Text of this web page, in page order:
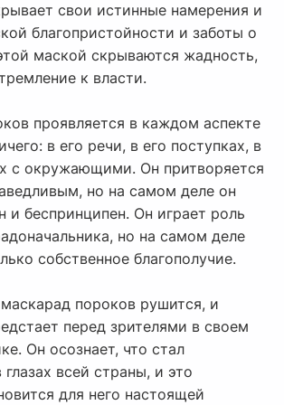
свои истинные намерения и
благопристойности и заботы о
маской скрываются жадность,
к власти.
проявляется в каждом аспекте
в его речи, в его поступках, в
с окружающими. Он притворяется
но на самом деле он
и беспринципен. Он играет роль
но на самом деле
собственное благополучие.
пороков рушится, и
перед зрителями в своем
Он осознает, что стал
всей страны, и это
для него настоящей